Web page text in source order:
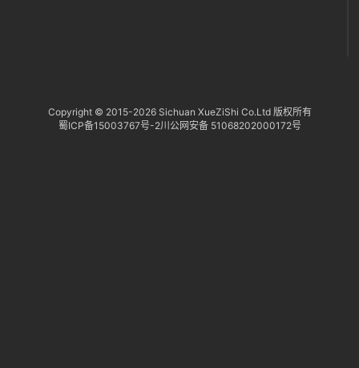
Copyright © 2015-2026 Sichuan XueZiShi Co.Ltd 版权所有
蜀ICP备15003767号-2川公网安备 51068202000172号